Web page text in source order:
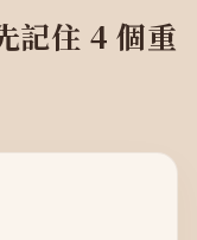
記住 4 個重